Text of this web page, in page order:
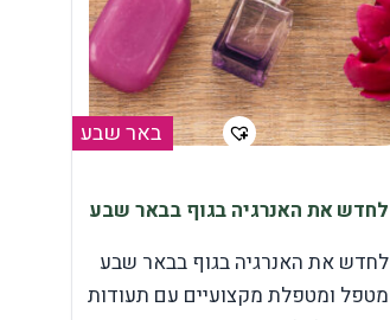
באר שבע
לחדש את האנרגיה בגוף בבאר שבע
לחדש את האנרגיה בגוף בבאר שבע
מטפל ומטפלת מקצועיים עם תעודות